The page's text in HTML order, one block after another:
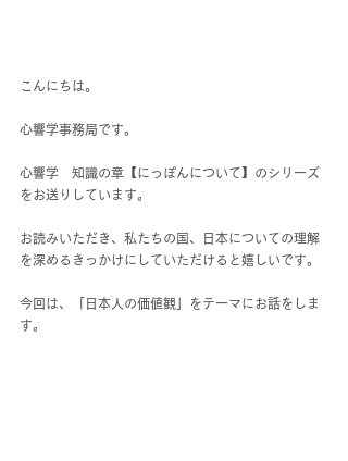
こんにちは。
心響学事務局です。
心響学　知識の章【にっぽんについて】のシリーズ
をお送りしています。
お読みいただき、私たちの国、日本についての理解
を深めるきっかけにしていただけると嬉しいです。
今回は、「日本人の価値観」をテーマにお話をしま
す。